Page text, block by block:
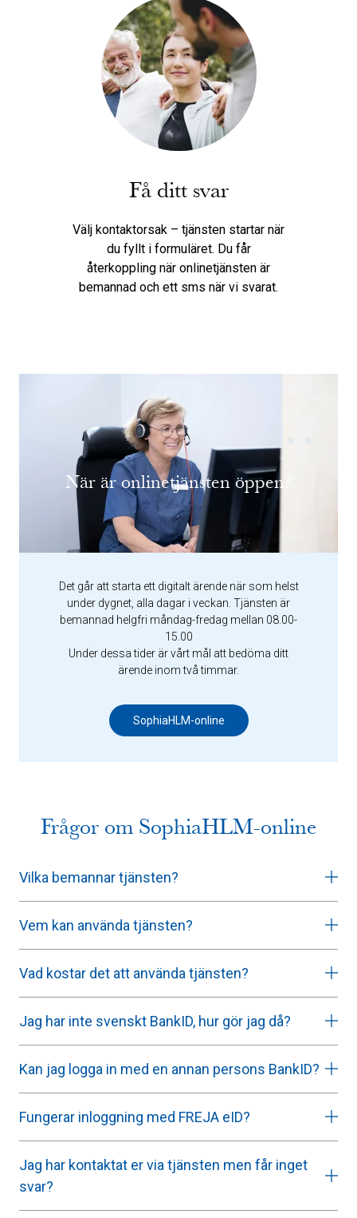
Få ditt svar
Välj kontaktorsak – tjänsten startar när
du fyllt i formuläret. Du får
återkoppling när onlinetjänsten är
bemannad och ett sms när vi svarat.
När är onlinetjänsten öppen?
Det går att starta ett digitalt ärende när som helst
under dygnet, alla dagar i veckan. Tjänsten är
bemannad helgfri måndag-fredag mellan 08.00-
15.00
Under dessa tider är vårt mål att bedöma ditt
ärende inom två timmar.
SophiaHLM-online
Frågor om SophiaHLM-online
Vilka bemannar tjänsten?
Vem kan använda tjänsten?
Vad kostar det att använda tjänsten?
Jag har inte svenskt BankID, hur gör jag då?
Kan jag logga in med en annan persons BankID?
Fungerar inloggning med FREJA eID?
Jag har kontaktat er via tjänsten men får inget
svar?